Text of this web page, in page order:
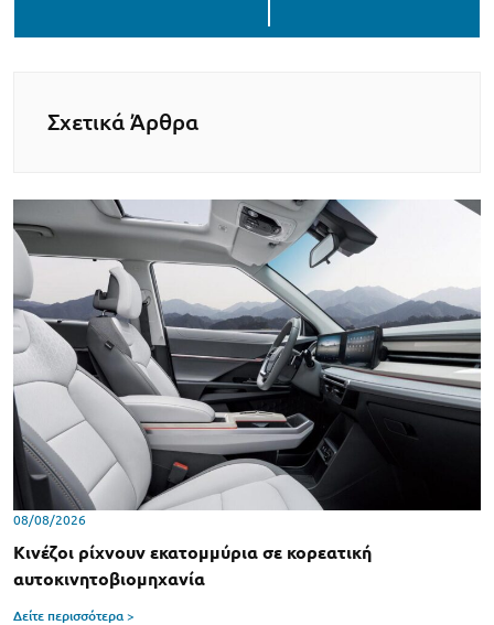
Σχετικά Άρθρα
08/08/2026
Κινέζοι ρίχνουν εκατομμύρια σε κορεατική
αυτοκινητοβιομηχανία
Δείτε περισσότερα >